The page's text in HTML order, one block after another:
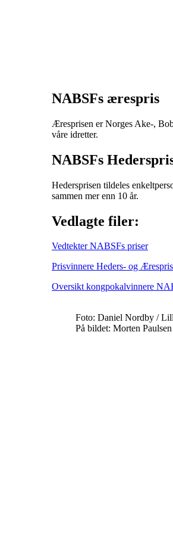
NABSFs ærespris
Æresprisen er Norges Ake-,
våre idretter.
NABSFs
Hedersprisen tildeles
sammen mer enn 10 år.
Vedlagte filer:
Vedtekter NABSFs priser
Prisvinnere Heders- og Ærespris
Oversikt kongpokalvinnere
Foto: Daniel Nordby /
På bildet: Morten